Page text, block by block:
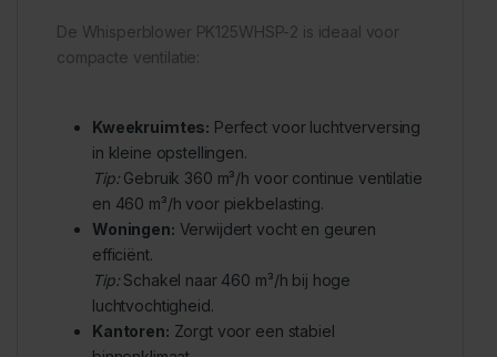
De Whisperblower PK125WHSP-2 is ideaal voor
compacte ventilatie:
Kweekruimtes: Perfect voor luchtverversing
in kleine opstellingen.
Tip:Gebruik 360 m³/h voor continue ventilatie
en 460 m³/h voor piekbelasting.
Woningen: Verwijdert vocht en geuren
efficiënt.
Tip:Schakel naar 460 m³/h bij hoge
luchtvochtigheid.
Kantoren: Zorgt voor een stabiel